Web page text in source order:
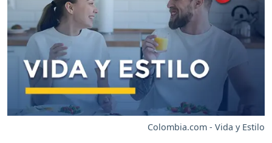
Colombia.com - Vida y Estilo